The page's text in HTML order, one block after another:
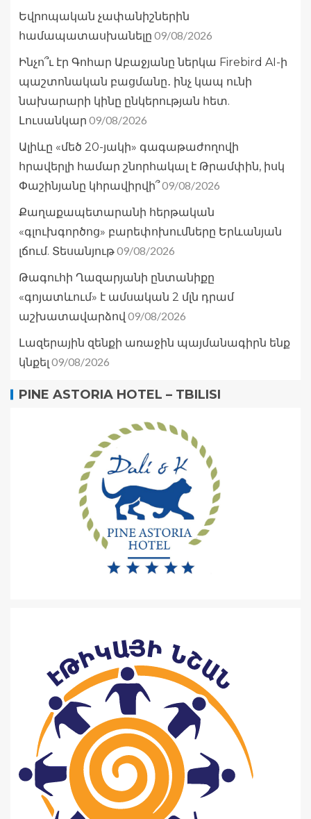
Եվրոպական չափանիշներին
համապատասխանելը 09/08/2026
Ինչո՞ւ էր Գոհար Աբաջյանը ներկա Firebird AI-ի
պաշտոնական բացմանը․ ինչ կապ ունի
նախարարի կինը ընկերության հետ.
Լուսանկար 09/08/2026
Ալիևը «մեծ 20-յակի» գագաթաժողովի
հրավերլի համար շնորհակալ է Թրամփին, իսկ
Փաշինյանը կհրավիրվի՞09/08/2026
Քաղաքապետարանի հերթական
«գլուխգործոց» բարեփոխումները Երևանյան
լճում. Տեսանյութ09/08/2026
Թագուհի Ղազարյանի ընտանիքը
«գոյատևում» է ամսական 2 մլն դրամ
աշխատավարձով 09/08/2026
Լազերային զենքի առաջին պայմանագիրն ենք
կնքել 09/08/2026
PINE ASTORIA HOTEL – TBILISI